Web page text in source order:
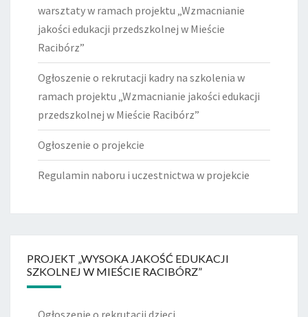
warsztaty w ramach projektu „Wzmacnianie
jakości edukacji przedszkolnej w Mieście
Racibórz”
Ogłoszenie o rekrutacji kadry na szkolenia w
ramach projektu „Wzmacnianie jakości edukacji
przedszkolnej w Mieście Racibórz”
Ogłoszenie o projekcie
Regulamin naboru i uczestnictwa w projekcie
PROJEKT „WYSOKA JAKOŚĆ EDUKACJI
SZKOLNEJ W MIEŚCIE RACIBÓRZ”